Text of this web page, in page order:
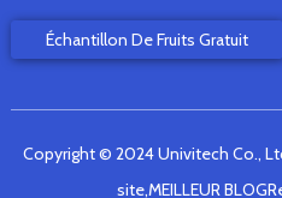
Échantillon De Fruits Gratuit
Copyright © 2024 Univitech Co.,
site,MEILLEUR BLOG